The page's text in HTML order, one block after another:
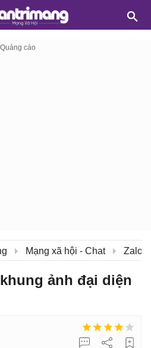
Mạng xã hội - Chat Zalo
ảnh đại diện